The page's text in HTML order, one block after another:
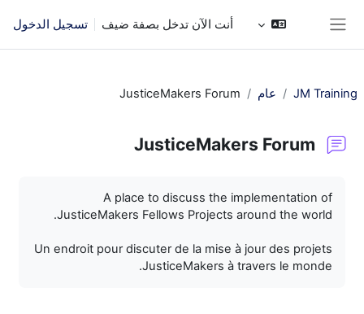
أنت الآن تدخل بصفة ضيف تسجيل الدخول
JM Training عام JusticeMakers Forum
JusticeMakers Forum
A place to discuss the implementation of
JusticeMakers Fellows Projects around the world.
Un endroit pour discuter de la mise à jour des projets
JusticeMakers à travers le monde.